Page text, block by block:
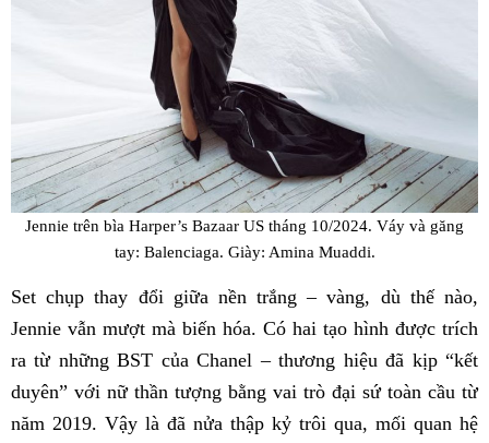
Jennie trên bìa Harper’s Bazaar US tháng 10/2024. Váy và găng
tay: Balenciaga. Giày: Amina Muaddi.
Set chụp thay đổi giữa nền trắng – vàng, dù thế nào,
Jennie vẫn mượt mà biến hóa. Có hai tạo hình được trích
ra từ những BST của Chanel – thương hiệu đã kịp “kết
duyên” với nữ thần tượng bằng vai trò đại sứ toàn cầu từ
năm 2019. Vậy là đã nửa thập kỷ trôi qua, mối quan hệ